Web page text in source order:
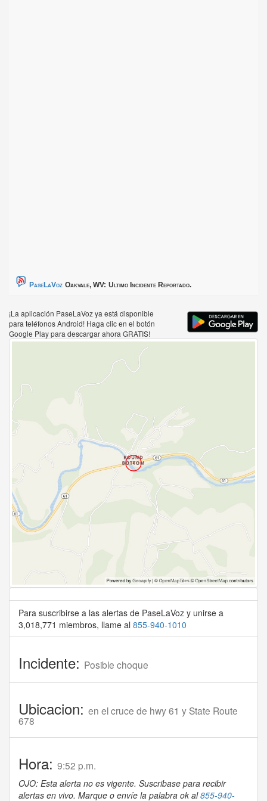
PaseLaVoz Oakvale, WV: Ultimo Incidente Reportado.
¡La aplicación PaseLaVoz ya está disponible
para teléfonos Android! Haga clic en el botón
Google Play para descargar ahora GRATIS!
Para suscribirse a las alertas de PaseLaVoz y unirse a
3,018,771 miembros, llame al 855-940-1010
Incidente: Posible choque
Ubicacion: en el cruce de hwy 61 y State Route
678
Hora: 9:52 p.m.
OJO: Esta alerta no es vigente. Suscribase para recibir
alertas en vivo. Marque o envíe la palabra ok al855-940-